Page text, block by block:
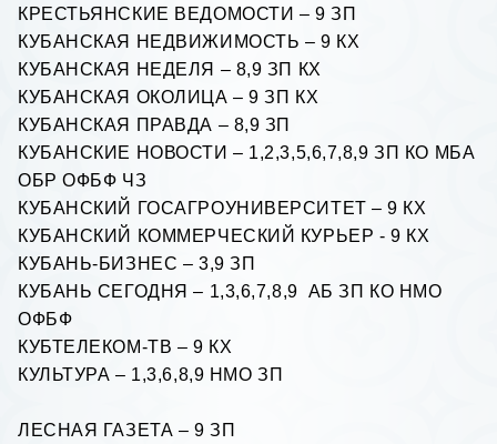
КРЕСТЬЯНСКИЕ ВЕДОМОСТИ – 9 ЗП
КУБАНСКАЯ НЕДВИЖИМОСТЬ – 9 КХ
КУБАНСКАЯ НЕДЕЛЯ – 8,9 ЗП КХ
КУБАНСКАЯ ОКОЛИЦА – 9 ЗП КХ
КУБАНСКАЯ ПРАВДА – 8,9 ЗП
КУБАНСКИЕ НОВОСТИ – 1,2,3,5,6,7,8,9 ЗП КО МБА
ОБР ОФБФ ЧЗ
КУБАНСКИЙ ГОСАГРОУНИВЕРСИТЕТ – 9 КХ
КУБАНСКИЙ КОММЕРЧЕСКИЙ КУРЬЕР - 9 КХ
КУБАНЬ-БИЗНЕС – 3,9 ЗП
КУБАНЬ СЕГОДНЯ – 1,3,6,7,8,9 АБ ЗП КО НМО
ОФБФ
КУБТЕЛЕКОМ-ТВ – 9 КХ
КУЛЬТУРА – 1,3,6,8,9 НМО ЗП
ЛЕСНАЯ ГАЗЕТА – 9 ЗП